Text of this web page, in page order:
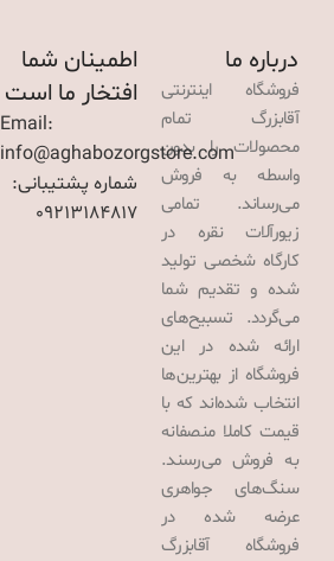
درباره ما
فروشگاه اینترنتی
آقابزرگ تمام
محصولات را بدون
واسطه به فروش
می‌رساند. تمامی
زیورآلات نقره در
کارگاه شخصی تولید
شده و تقدیم شما
می‌گردد. تسبیح‌های
ارائه شده در این
فروشگاه از بهترین‌ها
انتخاب شده‌اند که با
قیمت کاملا منصفانه
به فروش می‌رسند.
سنگ‌های جواهری
عرضه شده در
فروشگاه آقابزرگ
اطمینان شما
افتخار ما است
Email:
info@aghabozorgstore.com
شماره پشتیبانی:
09213184817